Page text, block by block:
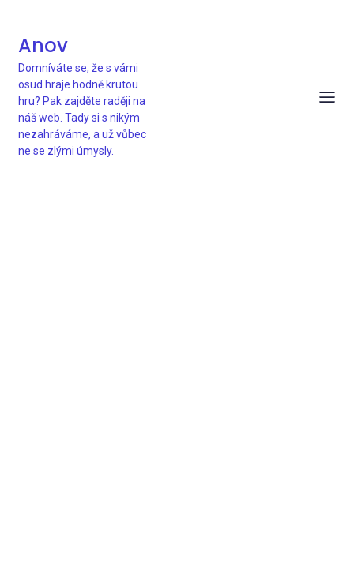
Anov
Domníváte se, že s vámi
osud hraje hodně krutou
hru? Pak zajděte raději na
náš web. Tady si s nikým
nezahráváme, a už vůbec
ne se zlými úmysly.